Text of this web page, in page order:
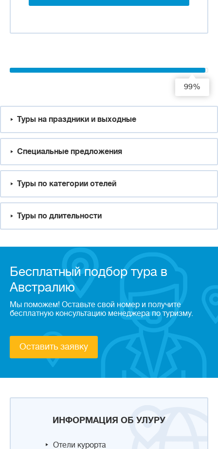
ИНФОРМАЦИЯ ОБ УЛУРУ
Отели курорта
99%
Туры на праздники и выходные
Специальные предложения
Туры по категории отелей
Туры по длительности
Бесплатный подбор тура в
Австралию
Мы поможем! Оставьте свой номер и получите
бесплатную консультацию менеджера по туризму.
Оставить заявку